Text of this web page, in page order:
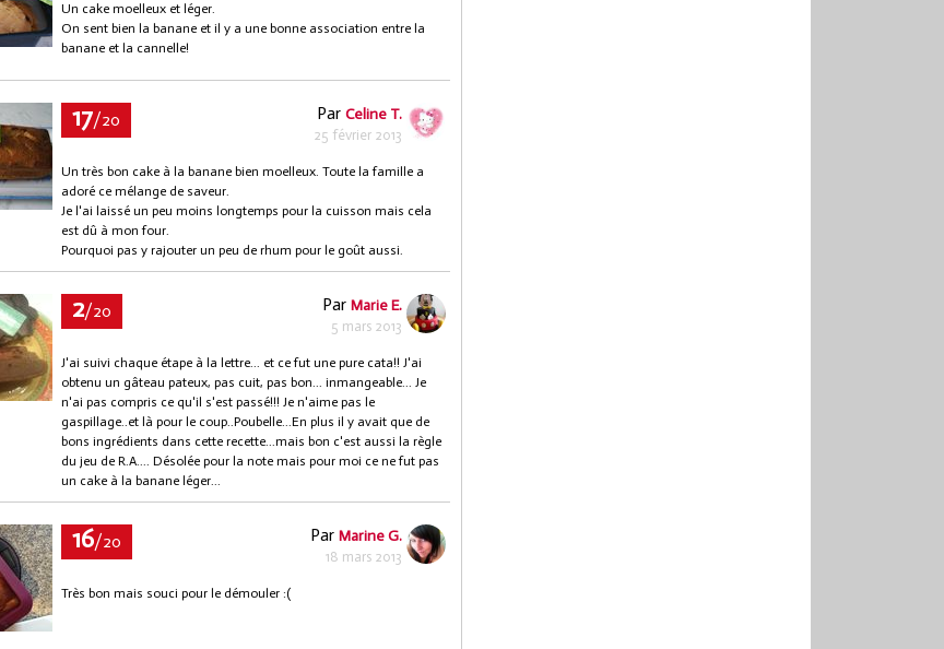
Un cake moelleux et léger.
On sent bien la banane et il y a une bonne association entre la
banane et la cannelle!
17/20 Par Celine T.
25 février 2013
Un très bon cake à la banane bien moelleux. Toute la famille a
adoré ce mélange de saveur.
Je l'ai laissé un peu moins longtemps pour la cuisson mais cela
est dû à mon four.
Pourquoi pas y rajouter un peu de rhum pour le goût aussi.
2/20 Par Marie E.
5 mars 2013
J'ai suivi chaque étape à la lettre... et ce fut une pure cata!! J'ai
obtenu un gâteau pateux, pas cuit, pas bon... inmangeable... Je
n'ai pas compris ce qu'il s'est passé!!! Je n'aime pas le
gaspillage..et là pour le coup..Poubelle...En plus il y avait que de
bons ingrédients dans cette recette...mais bon c'est aussi la règle
du jeu de R.A.... Désolée pour la note mais pour moi ce ne fut pas
un cake à la banane léger...
16/20 Par Marine G.
18 mars 2013
Très bon mais souci pour le démouler :(